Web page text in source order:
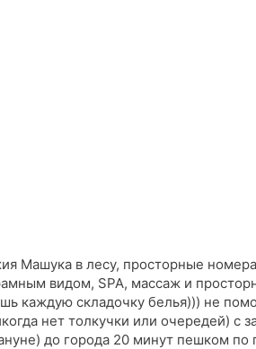
Машука в лесу, просторные
видом, SPA, массаж и
каждую складочку белья))) не
нет толкучки или очередей) с
до города 20 минут пешком по